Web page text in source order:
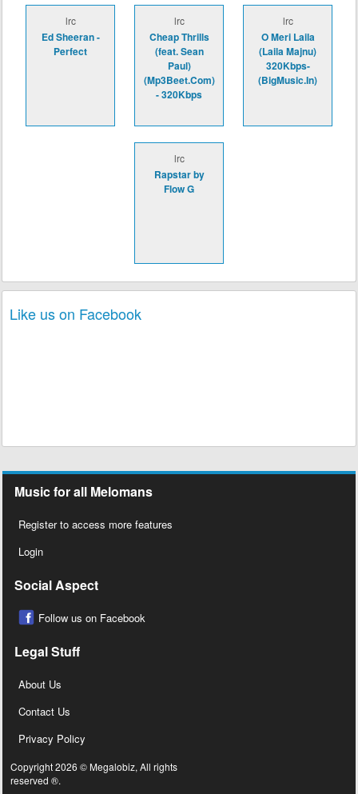
lrc
Ed Sheeran -
Perfect
lrc
Cheap Thrills
(feat. Sean
Paul)
(Mp3Beet.Com)
- 320Kbps
lrc
O Meri Laila
(Laila Majnu)
320Kbps-
(BigMusic.In)
lrc
Rapstar by
Flow G
Like us on Facebook
Music for all Melomans
Register to access more features
Login
Social Aspect
Follow us on Facebook
Legal Stuff
About Us
Contact Us
Privacy Policy
Copyright 2026 © Megalobiz, All rights
reserved ®.